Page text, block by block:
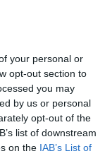
your personal or
opt-out section to
you may
by us or personal
opt-out of the
list of downstream
on the IAB’s List of